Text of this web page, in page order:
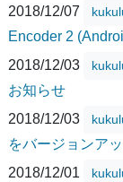
2018/12/07
Encoder 2
2018/12/03
お知らせ
2018/12/03
をバージョンア
2018/12/01